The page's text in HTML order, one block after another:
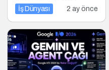
İş Dünyası 2 ay önce